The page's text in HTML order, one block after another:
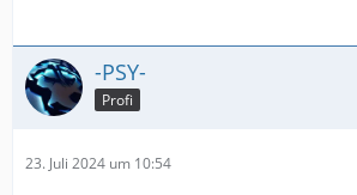
-PSY-
Profi
23. Juli 2024 um 10:54